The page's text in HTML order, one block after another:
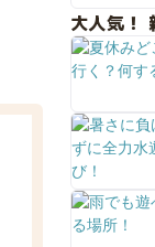
大人気！